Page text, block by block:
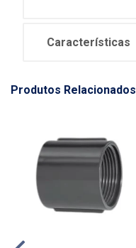
Características
Produtos Relacionados